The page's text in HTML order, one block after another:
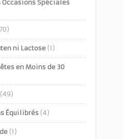
Occasions Spéciales
ni Lactose (1)
en Moins de 30
(49)
Équilibrés (4)
(1)